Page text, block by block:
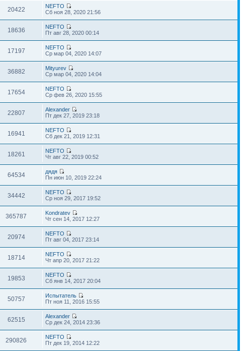
20422
NEFTO
Сб ноя 28, 2020 21:56
18636
NEFTO
Пт авг 28, 2020 00:14
17197
NEFTO
Ср мар 04, 2020 14:07
36882
Mityurev
Ср мар 04, 2020 14:04
17654
NEFTO
Ср фев 26, 2020 15:55
22807
Alexander
Пт дек 27, 2019 23:18
16941
NEFTO
Сб дек 21, 2019 12:31
18261
NEFTO
Чт авг 22, 2019 00:52
64534
дядя
Пн июн 10, 2019 22:24
34442
NEFTO
Ср ноя 29, 2017 19:52
365787
Kondratev
Чт сен 14, 2017 12:27
20974
NEFTO
Пт авг 04, 2017 23:14
18714
NEFTO
Чт апр 20, 2017 21:22
19853
NEFTO
Сб янв 14, 2017 20:04
50757
Испытатель
Пт ноя 11, 2016 15:55
62515
Alexander
Ср дек 24, 2014 23:36
290826
NEFTO
Пт дек 19, 2014 12:22